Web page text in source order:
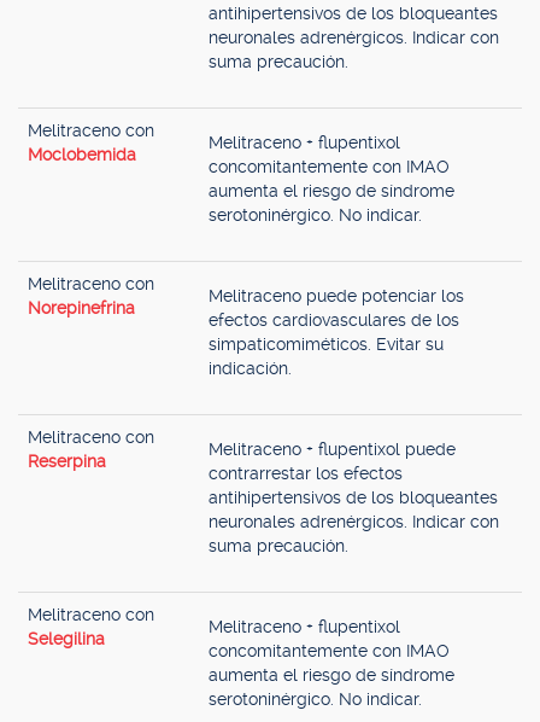
antihipertensivos de los bloqueantes
neuronales adrenérgicos. Indicar con
suma precaución.
Melitraceno con
Moclobemida
Melitraceno + flupentixol
concomitantemente con IMAO
aumenta el riesgo de síndrome
serotoninérgico. No indicar.
Melitraceno con
Norepinefrina
Melitraceno puede potenciar los
efectos cardiovasculares de los
simpaticomiméticos. Evitar su
indicación.
Melitraceno con
Reserpina
Melitraceno + flupentixol puede
contrarrestar los efectos
antihipertensivos de los bloqueantes
neuronales adrenérgicos. Indicar con
suma precaución.
Melitraceno con
Selegilina
Melitraceno + flupentixol
concomitantemente con IMAO
aumenta el riesgo de síndrome
serotoninérgico. No indicar.